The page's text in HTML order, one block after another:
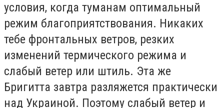
условия, когда туманам оптимальный
режим благоприятствования. Никаких
тебе фронтальных ветров, резких
изменений термического режима и
слабый ветер или штиль. Эта же
Бригитта завтра разляжется практически
над Украиной. Поэтому слабый ветер и